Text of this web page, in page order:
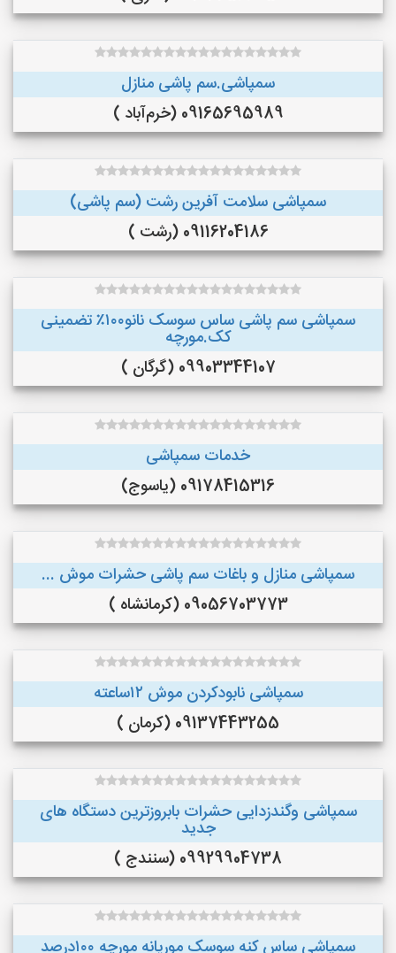
سمپاشی.سم پاشی منازل
09165695989 (خرم‌آباد )
سمپاشی سلامت آفرین رشت (سم پاشی)
09116204186 (رشت )
سمپاشی سم پاشی ساس سوسک نانو۱۰۰٪ تضمینی
کک.مورچه
09903344107 (گرگان )
خدمات سمپاشی
09178415316 (یاسوج)
سمپاشی منازل و باغات سم پاشی حشرات موش ...
09056703773 (کرمانشاه )
سمپاشی نابودکردن موش ۱۲ساعته
09137443255 (کرمان )
سمپاشی وگندزدایی حشرات بابروزترین دستگاه های
جدید
09929904738 (سنندج )
سمپاشی ساس کنه سوسک موریانه مورچه ۱۰۰درصد